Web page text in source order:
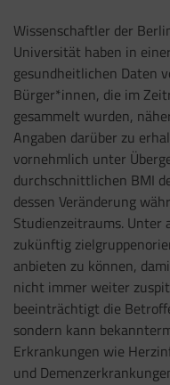
Wissenschaftler der
Universität haben in
gesundheitlichen Daten
Bürger*innen, die im
gesammelt wurden,
Angaben darüber zu
vornehmlich unter
durchschnittlichen BMI
dessen Veränderung
Studienzeitraums. Unter
zukünftig
anbieten zu können,
nicht immer weiter
beeinträchtigt die
sondern kann
Erkrankungen wie
und